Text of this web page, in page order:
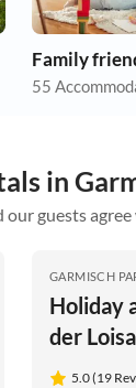
Family
55
in
guests
GARMISCH
Holiday
der
5.0 (19